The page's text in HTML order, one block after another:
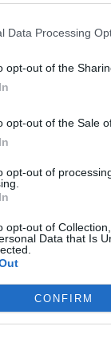
Data Processing
opt-out of the
opt-out of the Sale
opt-out of
opt-out of
Data that Is
CONFIRM
vezetője,
a
egyben
portfolio.hu
cikkarchívum
elmúlt 2 év